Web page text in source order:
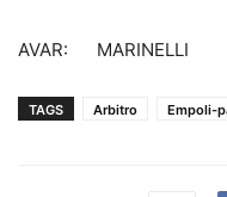
AVAR: MARINELLI
TAGS Arbitro Empoli-